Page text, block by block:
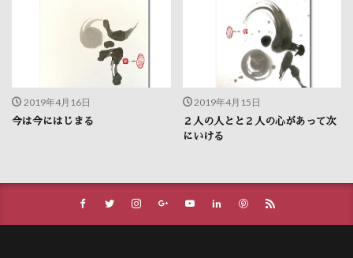
2019年4月16日
今は今にはじまる
2019年4月15日
２人の人とと２人の心があって次
にいける